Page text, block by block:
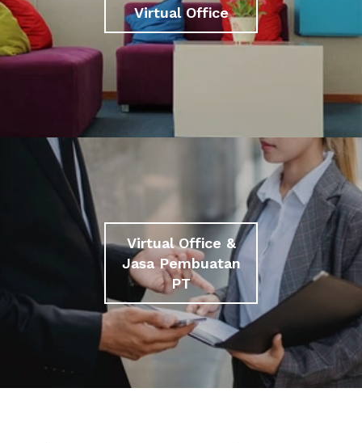
Virtual Office
Virtual Office &
Jasa Pembuatan
PT